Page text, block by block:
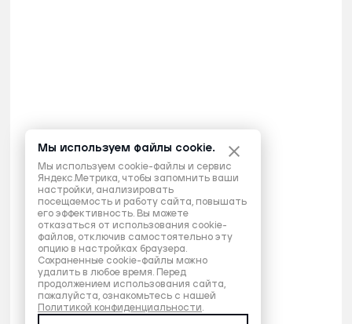
Мы используем файлы cookie.
Мы используем cookie-файлы и сервис
Яндекс.Метрика, чтобы запомнить ваши
настройки, анализировать
посещаемость и работу сайта, повышать
его эффективность. Вы можете
отказаться от использования cookie-
файлов, отключив самостоятельно эту
опцию в настройках браузера.
Сохраненные cookie-файлы можно
удалить в любое время. Перед
продолжением использования сайта,
пожалуйста, ознакомьтесь с нашей
Политикой конфиденциальности.